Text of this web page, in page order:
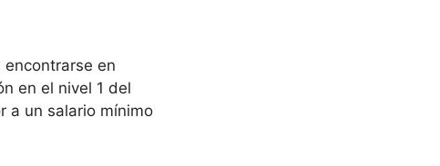
en
en el nivel 1 del
a un salario mínimo